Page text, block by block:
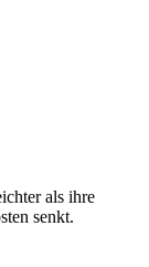
als ihre
senkt.